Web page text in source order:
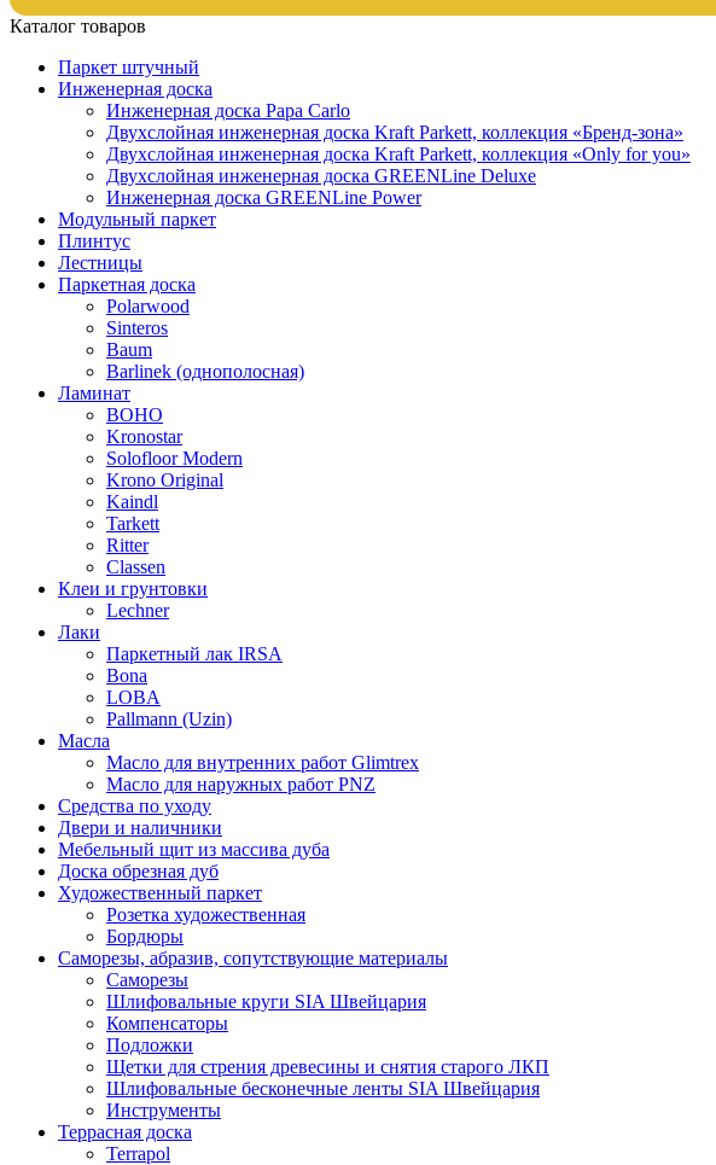
Каталог товаров
Паркет штучный
Инженерная доска
Инженерная доска Papa Carlo
Двухслойная инженерная доска Kraft Parkett, коллекция «Бренд-зона»
Двухслойная инженерная доска Kraft Parkett, коллекция «Only for you»
Двухслойная инженерная доска GREENLine Deluxe
Инженерная доска GREENLine Power
Модульный паркет
Плинтус
Лестницы
Паркетная доска
Polarwood
Sinteros
Baum
Barlinek (однополосная)
Ламинат
BOHO
Kronostar
Solofloor Modern
Krono Original
Kaindl
Tarkett
Ritter
Classen
Клеи и грунтовки
Lechner
Лаки
Паркетный лак IRSA
Bona
LOBA
Pallmann (Uzin)
Масла
Масло для внутренних работ Glimtrex
Масло для наружных работ PNZ
Средства по уходу
Двери и наличники
Мебельный щит из массива дуба
Доска обрезная дуб
Художественный паркет
Розетка художественная
Бордюры
Саморезы, абразив, сопутствующие материалы
Саморезы
Шлифовальные круги SIA Швейцария
Компенсаторы
Подложки
Щетки для стрения древесины и снятия старого ЛКП
Шлифовальные бесконечные ленты SIA Швейцария
Инструменты
Террасная доска
Terrapol